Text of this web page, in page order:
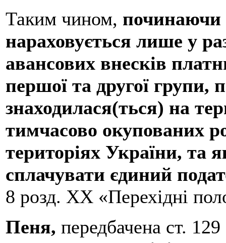
Таким чином, починаючи
нараховується лише у
авансових внесків
першої та другої групи,
знаходилася(ться) на
тимчасово окупованих
територіях України, та
сплачувати єдиний
8 розд. ХХ «Перехідні
Пеня, передбачена ст.